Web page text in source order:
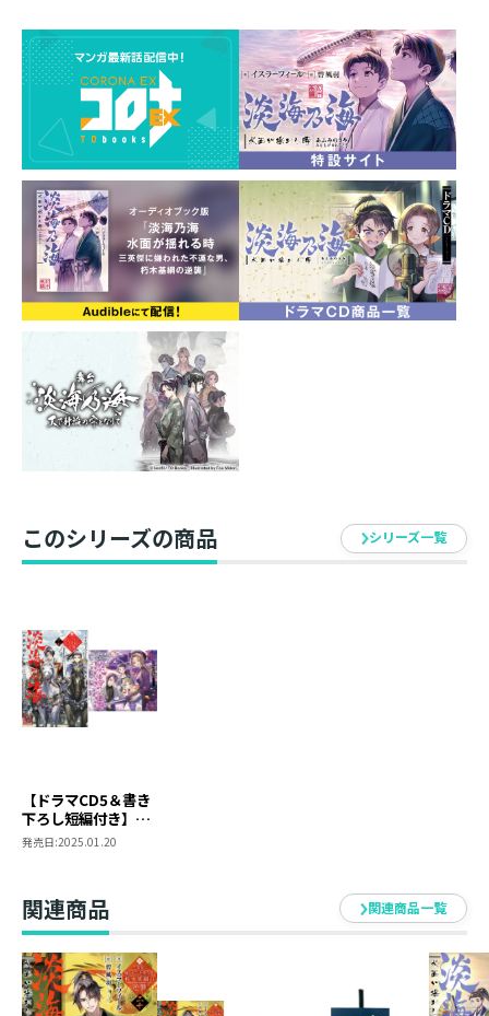
関東の大半はすでに嫡男・堅綱が制圧。残る佐竹、蘆名
といった諸大名を下すべく、基綱は十万超の大軍を率い
小田原城から北上していく。
しかし南奥州では伊達を中心に反朽木連合が結成され、
跡継ぎを切り捨てるのも辞さずに徹底抗戦の構え。
加えて九州ではスペインによる武力侵攻も懸念されてい
る。
前門の奥州勢に、後門のキリスト教勢力。
前後に難敵を抱えながらも、天下人の武威を示すため必
要なのは――‟圧勝”のみ。
武家、公家、民衆……日ノ本中の視線が集まる中、天下
統一に向けた最終決戦の幕が上がる！
弱肉強食の世を描く戦国サバイバル小説、最新第十七
イスラーフィール
千葉県在住。趣味は読書、ビデオ鑑賞です。
た。
プロット無しのストーリーテラーで小説の中で妄想を炸
碧 風羽（ミドリ フウ）
SF、ファンタジーを中心にイラストレーターとして活
動。漫画執筆、教本執筆も。
このシリーズの商品 シリーズ一覧
【ドラマCD5＆書き
下ろし短編付き】淡
海乃海 水面が揺れ
発売日:2025.01.20
関連商品 関連商品一覧